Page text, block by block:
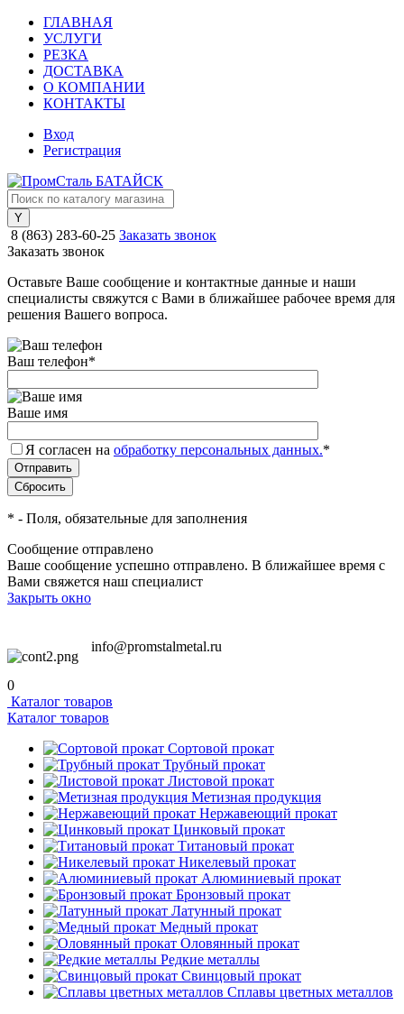
ГЛАВНАЯ
УСЛУГИ
РЕЗКА
ДОСТАВКА
О КОМПАНИИ
КОНТАКТЫ
Вход
Регистрация
8 (863) 283-60-25 Заказать звонок
Заказать звонок
Оставьте Ваше сообщение и контактные данные и наши
специалисты свяжутся с Вами в ближайшее рабочее время для
решения Вашего вопроса.
Ваш телефон*
Ваше имя
Я согласен на обработку персональных данных.*
* - Поля, обязательные для заполнения
Сообщение отправлено
Ваше сообщение успешно отправлено. В ближайшее время с
Вами свяжется наш специалист
Закрыть окно
info@promstalmetal.ru
0
Каталог товаров
Каталог товаров
Сортовой прокат
Трубный прокат
Листовой прокат
Метизная продукция
Нержавеющий прокат
Цинковый прокат
Титановый прокат
Никелевый прокат
Алюминиевый прокат
Бронзовый прокат
Латунный прокат
Медный прокат
Оловянный прокат
Редкие металлы
Свинцовый прокат
Сплавы цветных металлов